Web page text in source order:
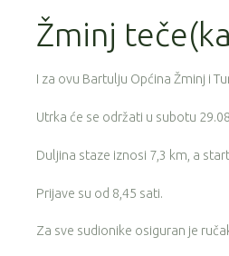
Žminj
I za ovu Bartulju Općina Žminj i
Utrka će se održati u subotu
Duljina staze iznosi 7,3 km, a
Prijave su od 8,45 sati.
Za sve sudionike osiguran je